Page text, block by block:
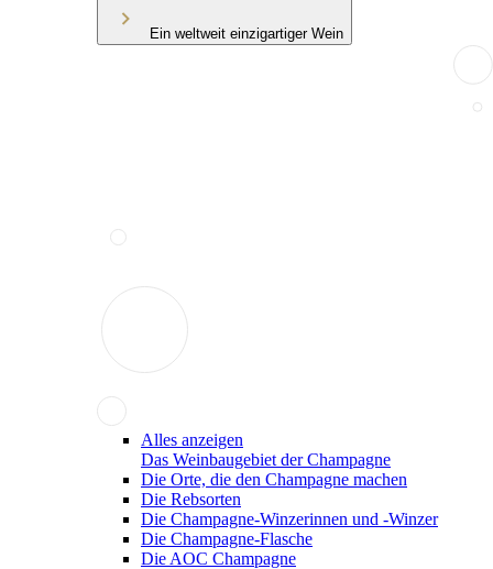
Ein weltweit einzigartiger Wein
Alles anzeigen
Das Weinbaugebiet der Champagne
Die Orte, die den Champagne machen
Die Rebsorten
Die Champagne-Winzerinnen und -Winzer
Die Champagne-Flasche
Die AOC Champagne